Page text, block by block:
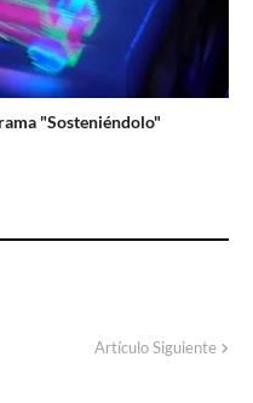
"Sosteniéndolo"
Artículo Siguiente